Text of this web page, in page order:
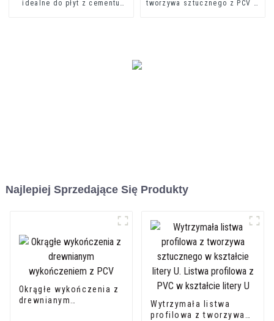
idealne do płyt z cementu
tworzywa sztucznego z PCV w
Najlepiej Sprzedające Się Produkty
Okrągłe wykończenia z
drewnianym
Wytrzymała listwa
profilowa z tworzywa